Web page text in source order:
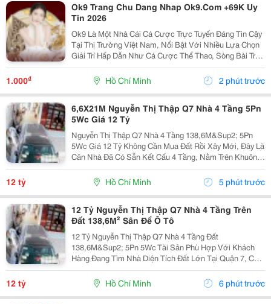
Ok9 Trang Chu Dang Nhap Ok9.Com +69K Uy
Tin 2026
Ok9 Là Một Nhà Cái Cá Cược Trực Tuyến Đáng Tin Cậy
Tại Thị Trường Việt Nam, Nổi Bật Với Nhiều Lựa Chọn
Giải Trí Hấp Dẫn Như Cá Cược Thể Thao, Sòng Bài Trực
Tuyến, Tài Xỉu, Các Trò Chơi Bài Đổi Thưởng Và Game
Nổ Hũ. Với Thiết Kế Giao Diện Thân Thiện,...
1.000₫ Hồ Chí Minh 2 phút trước
6,6X21M Nguyễn Thị Thập Q7 Nhà 4 Tầng 5Pn
5Wc Giá 12 Tỷ
Nguyễn Thị Thập Q7 Nhà 4 Tầng 138,6M&Sup2; 5Pn
5Wc Giá 12 Tỷ Không Cần Mua Đất Rồi Xây Mới, Đây Là
Căn Nhà Đã Có Sẵn Kết Cấu 4 Tầng, Nằm Trên Khuôn
Đất 6,6 X 21M, Tổng Diện Tích 138,6M&Sup2;. Nhà
Gồm 5 Phòng Ngủ, 5 Toilet, Phù Hợp Gia Đình Đông...
12 tỷ Hồ Chí Minh 5 phút trước
12 Tỷ Nguyễn Thị Thập Q7 Nhà 4 Tầng Trên
Đất 138,6M² Sân Để Ô Tô
12 Tỷ Nguyễn Thị Thập Q7 Nhà 4 Tầng Đất
138,6M&Sup2; 5Pn 5Wc Tài Sản Phù Hợp Với Khách
Hàng Đang Tìm Nhà Diện Tích Đất Lớn Tại Quận 7, Có
Sẵn Nhà Để Sử Dụng Và Chủ Động Khai Thác Theo
Nhu Cầu. Khuôn Đất 6,6 X 21M, Tổng Diện Tích
138,6M&Sup2;. Nhà...
12 tỷ Hồ Chí Minh 6 phút trước